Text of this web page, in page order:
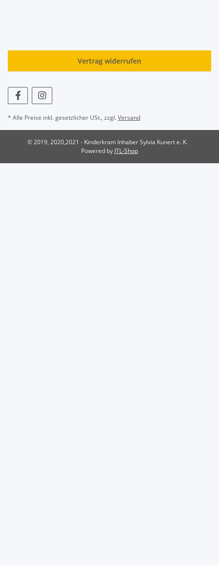
Vertrag widerrufen
* Alle Preise inkl. gesetzlicher USt., zzgl.Versand
© 2019, 2020,2021 - Kinderkram Inhaber Sylvia Kunert e. K.
Powered by JTL-Shop